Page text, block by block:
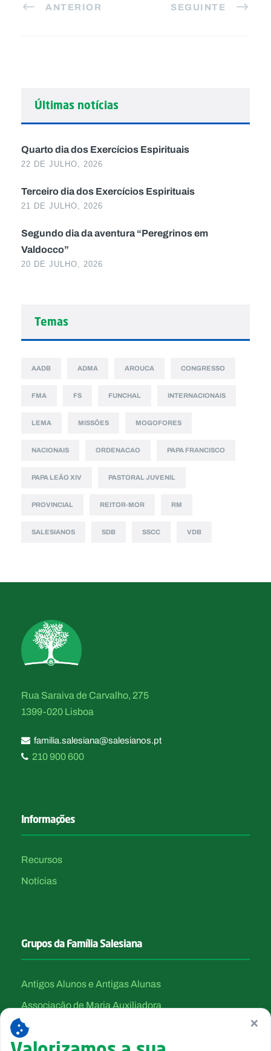
ANTERIOR SEGUINTE
Últimas notícias
Quarto dia dos Exercícios Espirituais
22 DE JULHO, 2026
Terceiro dia dos Exercícios Espirituais
21 DE JULHO, 2026
Segundo dia da aventura “Peregrinos em
Valdocco”
20 DE JULHO, 2026
Temas
AADB ADMA AROUCA CONGRESSO
FMA FS FUNCHAL INTERNACIONAIS
LEMA MISSÕES MOGOFORES
NACIONAIS ORDENACAO PAPA FRANCISCO
PAPA LEÃO XIV PASTORAL JUVENIL
PROVINCIAL REITOR-MOR RM
SALESIANOS SDB SSCC VDB
Rua Saraiva de Carvalho, 275
1399-020 Lisboa
familia.salesiana@salesianos.pt
210 900 600
Informações
Recursos
Notícias
Grupos da Família Salesiana
Antigos Alunos e Antigas Alunas
Associação de Maria Auxiliadora
Canção Nova
Filhas de Maria Auxiliadora
×